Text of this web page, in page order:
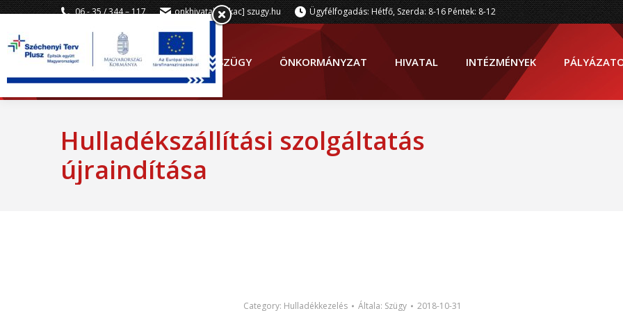
06 - 35 / 344 – 117 onkhivatal [kukac] szugy.hu Ügyfélfogadás: Hétfő, Szerda: 8-16 Péntek: 8-12
SZÜGY ÖNKORMÁNYZAT HIVATAL INTÉZMÉNYEK
Hulladékszállítási szolgáltatás
újraindítása
Category: Hulladékkezelés Általa: Szügy 2018-10-31